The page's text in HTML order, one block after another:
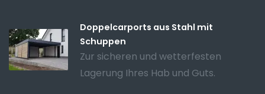
Doppelcarports aus Stahl mit
Schuppen
Zur sicheren und wetterfesten
Lagerung Ihres Hab und Guts.